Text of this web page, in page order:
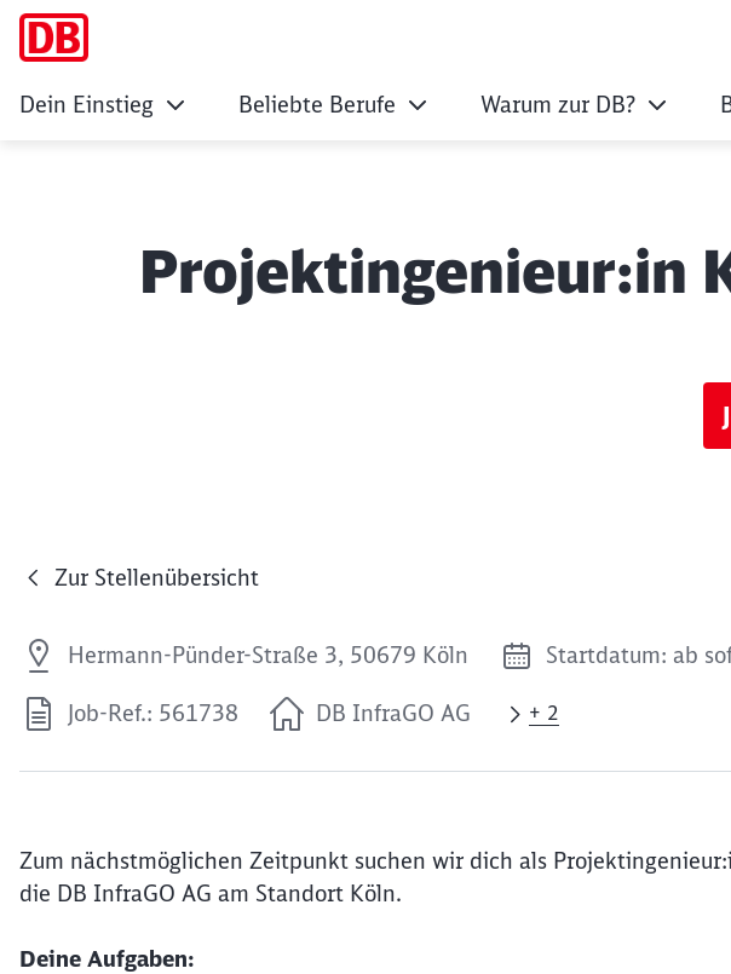
Dein Einstieg Beliebte Berufe Warum zur DB?
Projektingenieur:in
Zur Stellenübersicht
Hermann-Pünder-Straße 3, 50679 Köln Startdatum: ab
Job-Ref.: 561738 DB InfraGO AG + 2
Zum nächstmöglichen Zeitpunkt suchen wir dich als
die DB InfraGO AG am Standort Köln.
Deine Aufgaben: